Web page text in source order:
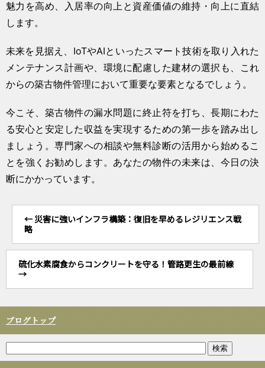
魅力を高め、入居率の向上と資産価値の維持・向上に直結
します。
未来を見据え、IoTやAIといったスマート技術を取り入れた
メンテナンス計画や、環境に配慮した建材の選択も、これ
からの築古物件管理において重要な要素となるでしょう。
今こそ、築古物件の漏水問題に終止符を打ち、長期にわた
る安心と安定した収益を実現するための第一歩を踏み出し
ましょう。専門家への相談や無料診断の活用から始めるこ
とを強くお勧めします。あなたの物件の未来は、今日の決
断にかかっています。
←災害に強いインフラ構築：復旧を早めるレジリエンス戦
略
硫化水素腐食からコンクリートを守る！管路更生の最前線
→
ブログトップ